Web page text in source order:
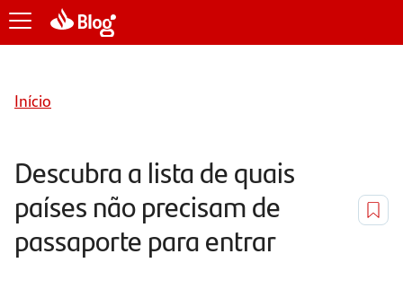
Início
Descubra a lista de quais
países não precisam de
passaporte para entrar